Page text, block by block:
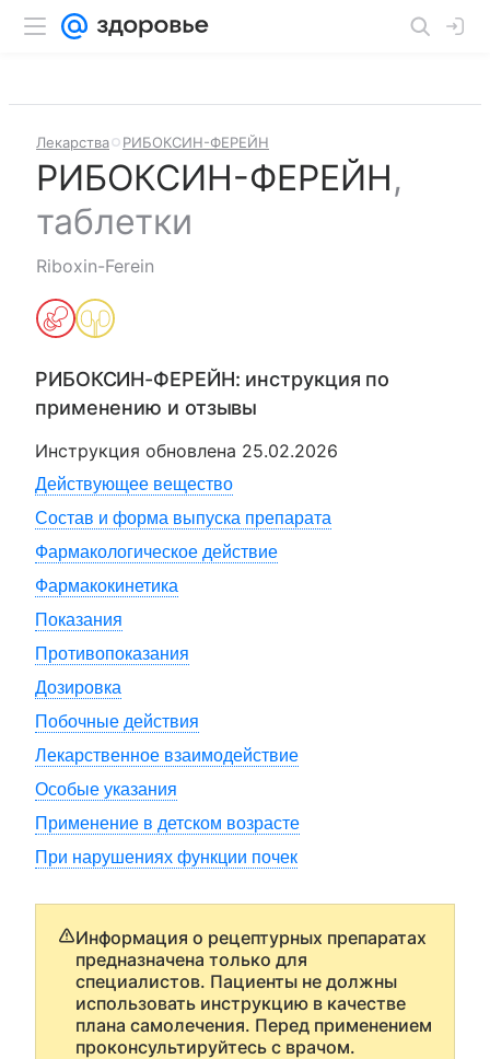
Лекарства РИБОКСИН-ФЕРЕЙН
РИБОКСИН-ФЕРЕЙН,
таблетки
Riboxin-Ferein
РИБОКСИН-ФЕРЕЙН: инструкция по
применению и отзывы
Инструкция обновлена 25.02.2026
Действующее вещество
Состав и форма выпуска препарата
Фармакологическое действие
Фармакокинетика
Показания
Противопоказания
Дозировка
Побочные действия
Лекарственное взаимодействие
Особые указания
Применение в детском возрасте
При нарушениях функции почек
Информация о рецептурных препаратах
предназначена только для
специалистов. Пациенты не должны
использовать инструкцию в качестве
плана самолечения. Перед применением
проконсультируйтесь с врачом.